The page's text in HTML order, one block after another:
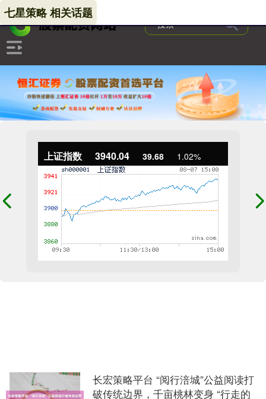
上证指数 3940.04 39.68 1.02%
七星策略 相关话题
长宏策略平台 “阅行涪城”公益阅读打
破传统边界，千亩桃林变身 “行走的